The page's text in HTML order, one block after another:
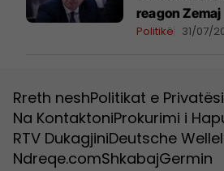
reagon Zemaj
Politikë 31/07/
Rreth neshPolitikat e
Na KontaktoniProkurimi i
RTV DukagjiniDeutsche Welle
Ndreqe.comShkabajGermin